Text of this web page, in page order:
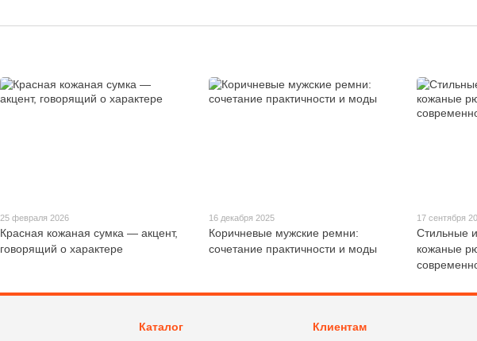
25 февраля 2026
Красная кожаная сумка — акцент,
говорящий о характере
16 декабря 2025
Коричневые мужские ремни:
сочетание практичности и моды
17 сентября
Стильные
кожаные
Каталог Клиентам